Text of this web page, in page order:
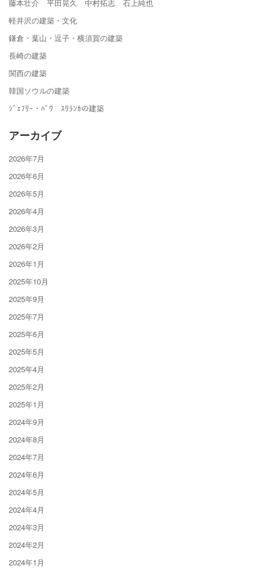
藤本壮介 平田晃久 中村拓志 石上純也
軽井沢の建築・文化
鎌倉・葉山・逗子・横須賀の建築
長崎の建築
関西の建築
韓国ソウルの建築
ｼﾞｪﾌﾘｰ・ﾊﾞﾜ ｽﾘﾗﾝｶの建築
アーカイブ
2026年7月
2026年6月
2026年5月
2026年4月
2026年3月
2026年2月
2026年1月
2025年10月
2025年9月
2025年7月
2025年6月
2025年5月
2025年4月
2025年2月
2025年1月
2024年9月
2024年8月
2024年7月
2024年6月
2024年5月
2024年4月
2024年3月
2024年2月
2024年1月